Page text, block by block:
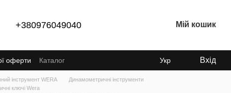
+380976049040 Мій кошик
оферти Каталог Укр Вхід
інструмент WERA
Динамометричні інструменти
ключі Wera